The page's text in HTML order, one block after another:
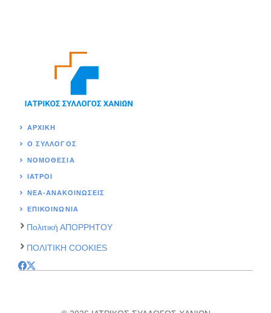
ΑΡΧΙΚΉ
Ο ΣΥΛΛΟΓΟΣ
ΝΟΜΟΘΕΣΊΑ
ΙΑΤΡΟΙ
ΝΕΑ-ΑΝΑΚΟΙΝΩΣΕΙΣ
ΕΠΙΚΟΙΝΩΝΊΑ
Πολιτική ΑΠΟΡΡΗΤΟΥ
ΠΟΛΙΤΙΚΗ COOKIES